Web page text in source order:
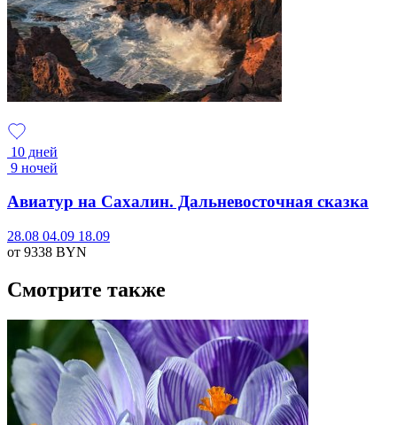
10 дней
9 ночей
Авиатур на Сахалин. Дальневосточная сказка
28.08 04.09 18.09
от 9338 BYN
Смотрите также